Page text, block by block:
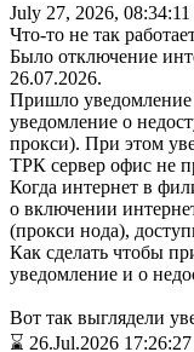
July 27, 2026,
Что-то не так
Было отключение
26.07.2026.
Пришло уведомление
уведомление о
прокси). При этом
ТРК сервер офис не
Когда интернет в
о включении
(прокси нода),
Как сделать чтобы
уведомление и о
Вот так выглядели
⌛ 26.Jul.2026 17:26:27